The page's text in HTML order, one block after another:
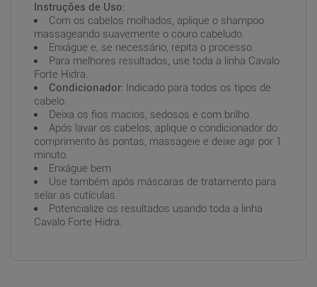
Instruções de Uso:
Com os cabelos molhados, aplique o shampoo
massageando suavemente o couro cabeludo.
Enxágue e, se necessário, repita o processo.
Para melhores resultados, use toda a linha Cavalo
Forte Hidra.
Condicionador: Indicado para todos os tipos de
cabelo.
Deixa os fios macios, sedosos e com brilho.
Após lavar os cabelos, aplique o condicionador do
comprimento às pontas, massageie e deixe agir por 1
minuto.
Enxágue bem.
Use também após máscaras de tratamento para
selar as cutículas.
Potencialize os resultados usando toda a linha
Cavalo Forte Hidra.